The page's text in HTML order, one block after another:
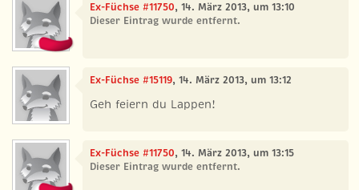
Ex-Füchse #11750, 14. März 2013, um 13:10
Dieser Eintrag wurde entfernt.
Ex-Füchse #15119, 14. März 2013, um 13:12
Geh feiern du Lappen!
Ex-Füchse #11750, 14. März 2013, um 13:15
Dieser Eintrag wurde entfernt.